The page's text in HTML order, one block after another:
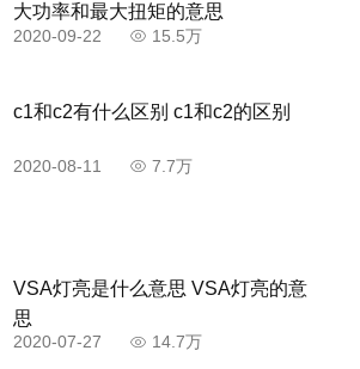
大功率和最大扭矩的意思
2020-09-22 15.5万
c1和c2有什么区别 c1和c2的区别
2020-08-11 7.7万
VSA灯亮是什么意思 VSA灯亮的意
思
2020-07-27 14.7万